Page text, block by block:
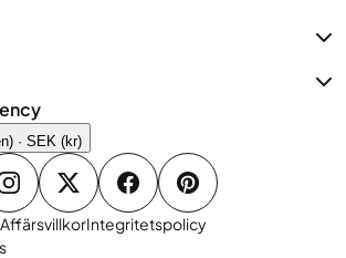
· SEK (kr)
AffärsvillkorIntegritetspolicy